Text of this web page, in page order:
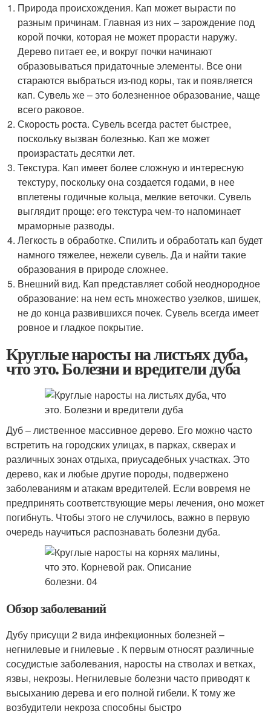
Природа происхождения. Кап может вырасти по
разным причинам. Главная из них – зарождение под
корой почки, которая не может прорасти наружу.
Дерево питает ее, и вокруг почки начинают
образовываться придаточные элементы. Все они
стараются выбраться из-под коры, так и появляется
кап. Сувель же – это болезненное образование, чаще
всего раковое.
Скорость роста. Сувель всегда растет быстрее,
поскольку вызван болезнью. Кап же может
произрастать десятки лет.
Текстура. Кап имеет более сложную и интересную
текстуру, поскольку она создается годами, в нее
вплетены годичные кольца, мелкие веточки. Сувель
выглядит проще: его текстура чем-то напоминает
мраморные разводы.
Легкость в обработке. Спилить и обработать кап будет
намного тяжелее, нежели сувель. Да и найти такие
образования в природе сложнее.
Внешний вид. Кап представляет собой неоднородное
образование: на нем есть множество узелков, шишек,
не до конца развившихся почек. Сувель всегда имеет
ровное и гладкое покрытие.
Круглые наросты на листьях дуба,
что это. Болезни и вредители дуба
Дуб – лиственное массивное дерево. Его можно часто
встретить на городских улицах, в парках, скверах и
различных зонах отдыха, приусадебных участках. Это
дерево, как и любые другие породы, подвержено
заболеваниям и атакам вредителей. Если вовремя не
предпринять соответствующие меры лечения, оно может
погибнуть. Чтобы этого не случилось, важно в первую
очередь научиться распознавать болезни дуба.
Обзор заболеваний
Дубу присущи 2 вида инфекционных болезней –
негнилевые и гнилевые . К первым относят различные
сосудистые заболевания, наросты на стволах и ветках,
язвы, некрозы. Негнилевые болезни часто приводят к
высыханию дерева и его полной гибели. К тому же
возбудители некроза способны быстро